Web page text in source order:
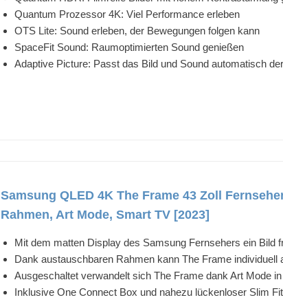
Quantum Prozessor 4K: Viel Performance erleben
OTS Lite: Sound erleben, der Bewegungen folgen kann
SpaceFit Sound: Raumoptimierten Sound genießen
Adaptive Picture: Passt das Bild und Sound automatisch
Samsung QLED 4K The Frame 43 Zoll
Rahmen, Art Mode, Smart TV [2023]
Mit dem matten Display des Samsung Fernsehers ein Bild
Dank austauschbaren Rahmen kann The Frame individuell
Ausgeschaltet verwandelt sich The Frame dank Art Mode
Inklusive One Connect Box und nahezu lückenloser Slim